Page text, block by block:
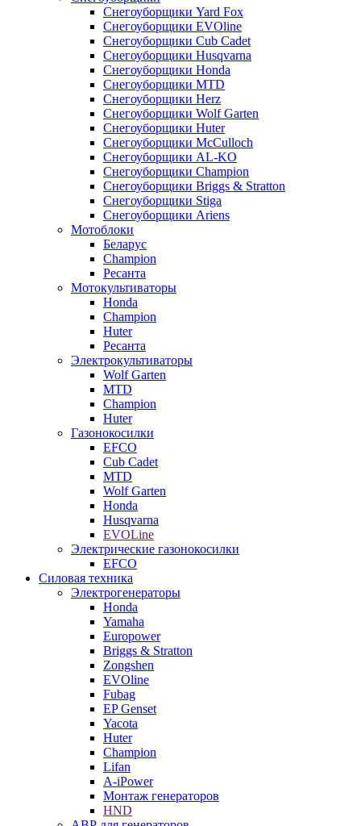
Снегоуборщики Yard Fox
Снегоуборщики EVOline
Снегоуборщики Cub Cadet
Снегоуборщики Husqvarna
Снегоуборщики Honda
Снегоуборщики MTD
Снегоуборщики Herz
Снегоуборщики Wolf Garten
Снегоуборщики Huter
Снегоуборщики McCulloch
Снегоуборщики AL-KO
Снегоуборщики Champion
Снегоуборщики Briggs & Stratton
Снегоуборщики Stiga
Снегоуборщики Ariens
Мотоблоки
Беларус
Champion
Ресанта
Мотокультиваторы
Honda
Champion
Huter
Ресанта
Электрокультиваторы
Wolf Garten
MTD
Champion
Huter
Газонокосилки
EFCO
Cub Cadet
MTD
Wolf Garten
Honda
Husqvarna
EVOLine
Электрические газонокосилки
EFCO
Силовая техника
Электрогенераторы
Honda
Yamaha
Europower
Briggs & Stratton
Zongshen
EVOline
Fubag
EP Genset
Yacota
Huter
Champion
Lifan
A-iPower
Монтаж генераторов
HND